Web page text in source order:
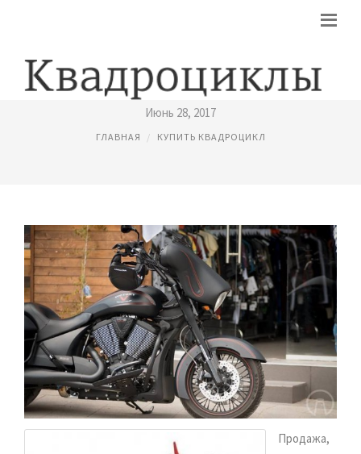
КУПИТЬ КВАДРОЦИКЛ В ОДЕССЕ
Июнь 28, 2017
ГЛАВНАЯ КУПИТЬ КВАДРОЦИКЛ
Продажа,